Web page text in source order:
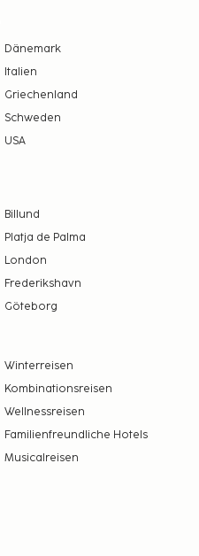
Dänemark
Italien
Griechenland
Schweden
USA
Billund
Platja de Palma
London
Frederikshavn
Göteborg
Winterreisen
Kombinationsreisen
Wellnessreisen
Familienfreundliche Hotels
Musicalreisen